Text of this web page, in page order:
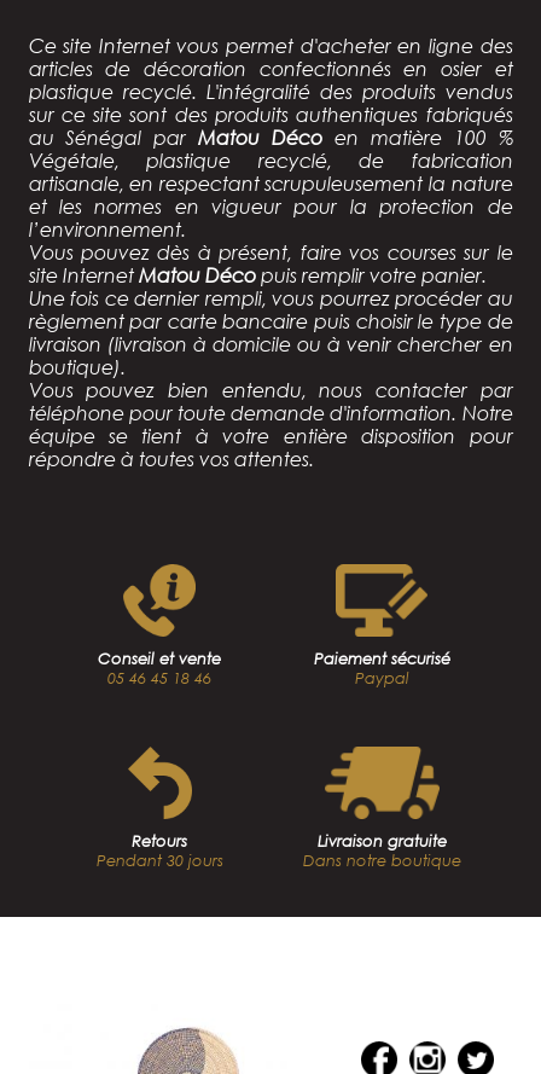
Ce site Internet vous permet d'acheter en ligne des
articles de décoration confectionnésen osier et
plastique recyclé. L'intégralité des produits vendus
sur ce site sont des produits authentiques fabriqués
au Sénégal parMatou Déco en matière 100 %
Végétale, plastique recyclé, de fabrication
artisanale, en respectant scrupuleusement la nature
et les normes en vigueur pour la protection de
l’environnement.
Vous pouvez dès à présent, faire vos courses sur le
site Internet Matou Décopuis remplir votre panier.
Une fois ce dernier rempli, vous pourrez procéder au
règlement par carte bancaire puis choisir le type de
livraison (livraison à domicile ou à venir chercher en
boutique).
Vous pouvez bien entendu, nous contacter par
téléphone pour toute demande d'information. Notre
équipe se tient à votre entière disposition pour
répondre à toutes vos attentes.
Conseil et vente
05 46 45 18 46
Paiement sécurisé
Paypal
Retours
Pendant 30 jours
Livraison gratuite
Dans notre boutique